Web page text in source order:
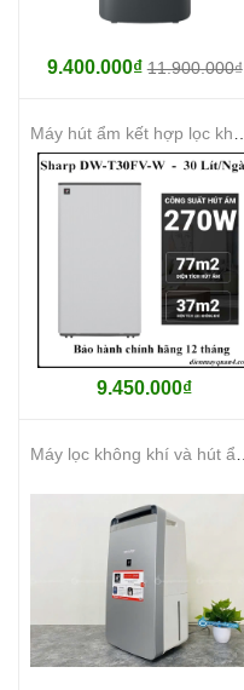
9.400.000₫11.900.000₫
9.450.000₫